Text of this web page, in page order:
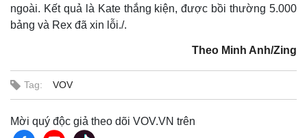
ngoài. Kết quả là Kate thắng kiện, được bồi thường 5.000
bảng và Rex đã xin lỗi./.
Theo Minh Anh/Zing
Tag: VOV
Mời quý độc giả theo dõi VOV.VN trên